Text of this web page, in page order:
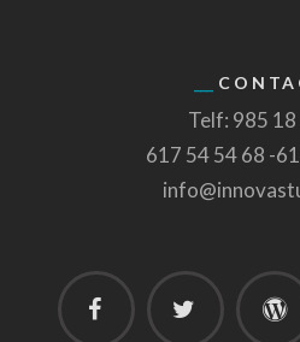
Telf: 985
617 54 54 68 -